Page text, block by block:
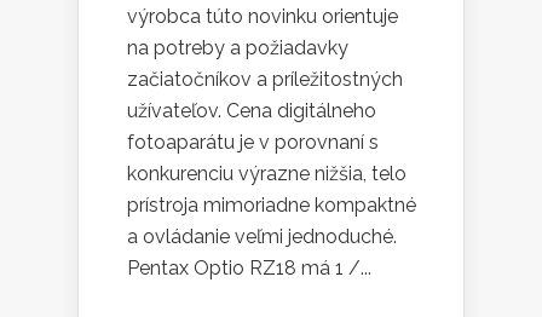
výrobca túto novinku orientuje
na potreby a požiadavky
začiatočníkov a príležitostných
užívateľov. Cena digitálneho
fotoaparátu je v porovnaní s
konkurenciu výrazne nižšia, telo
prístroja mimoriadne kompaktné
a ovládanie veľmi jednoduché.
Pentax Optio RZ18 má 1 /...